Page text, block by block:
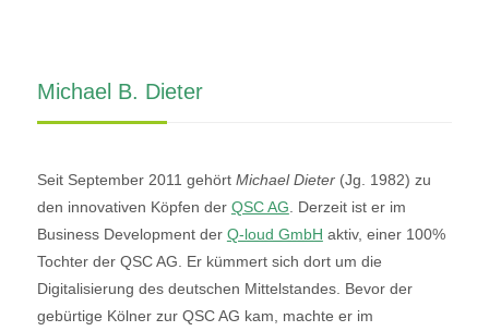
Michael B. Dieter
Seit September 2011 gehört Michael Dieter(Jg. 1982) zu
den innovativen Köpfen der QSC AG . Derzeit ist er im
Business Development der Q-loud GmbH aktiv, einer 100%
Tochter der QSC AG. Er kümmert sich dort um die
Digitalisierung des deutschen Mittelstandes. Bevor der
gebürtige Kölner zur QSC AG kam, machte er im